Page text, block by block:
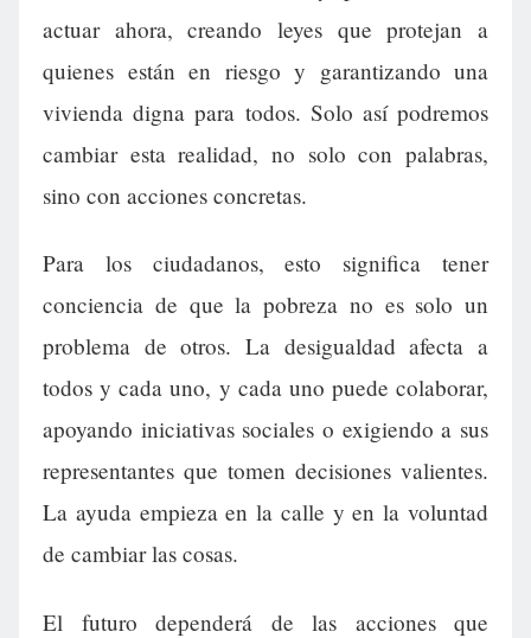
actuar ahora, creando leyes que protejan a
quienes están en riesgo y garantizando una
vivienda digna para todos. Solo así podremos
cambiar esta realidad, no solo con palabras,
sino con acciones concretas.
Para los ciudadanos, esto significa tener
conciencia de que la pobreza no es solo un
problema de otros. La desigualdad afecta a
todos y cada uno, y cada uno puede colaborar,
apoyando iniciativas sociales o exigiendo a sus
representantes que tomen decisiones valientes.
La ayuda empieza en la calle y en la voluntad
de cambiar las cosas.
El futuro dependerá de las acciones que